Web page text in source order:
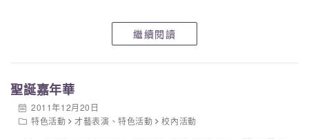
繼續閱讀
聖誕嘉年華
2011年12月20日
特色活動
才藝表演 、特色活動 校內活動